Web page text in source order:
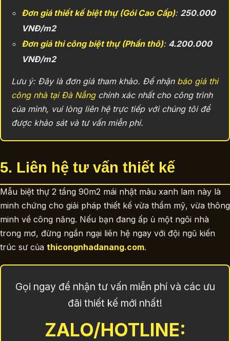
Đơn giá thiết kế biệt thự (Gói Cao Cấp): 250.000
VNĐ/m2
Đơn giá thi công biệt thự (Phần thô): 4.200.000
VNĐ/m2
Lưu ý: Đây là đơn giá tham khảo. Để nhận báo giá thi
công nhà tại Đà Nẵngchính xác nhất cho công trình
của mình, vui lòng liên hệ trực tiếp với chúng tôi để
được khảo sát và tư vấn miễn phí.
5. Liên hệ tư vấn thiết kế
Mẫu biệt thự 2 tầng 90m2 mái nhật màu xanh lam này là
minh chứng cho giải pháp thiết kế vừa thẩm mỹ, vừa thông
minh về công năng. Nếu bạn đang ấp ủ một ngôi nhà
trong mơ, đừng ngần ngại liên hệ ngay với đội ngũ kiến
trúc sư của thicongnhadanang.com.
Gọi ngay để nhận tư vấn miễn phí và các ưu
đãi thiết kế mới nhất!
ZALO/HOTLINE: